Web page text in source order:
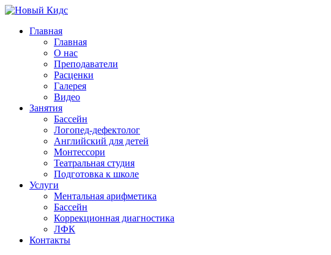
Главная
Главная
О нас
Преподаватели
Расценки
Галерея
Видео
Занятия
Бассейн
Логопед-дефектолог
Английский для детей
Монтессори
Театральная студия
Подготовка к школе
Услуги
Ментальная арифметика
Бассейн
Коррекционная диагностика
ЛФК
Контакты